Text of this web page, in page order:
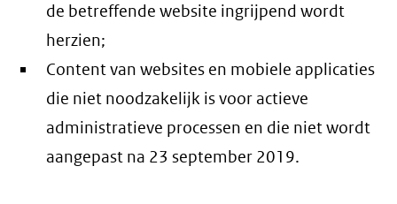
de betreffende website ingrijpend wordt
herzien;
Content van websites en mobiele applicaties
die niet noodzakelijk is voor actieve
administratieve processen en die niet wordt
aangepast na 23 september 2019.